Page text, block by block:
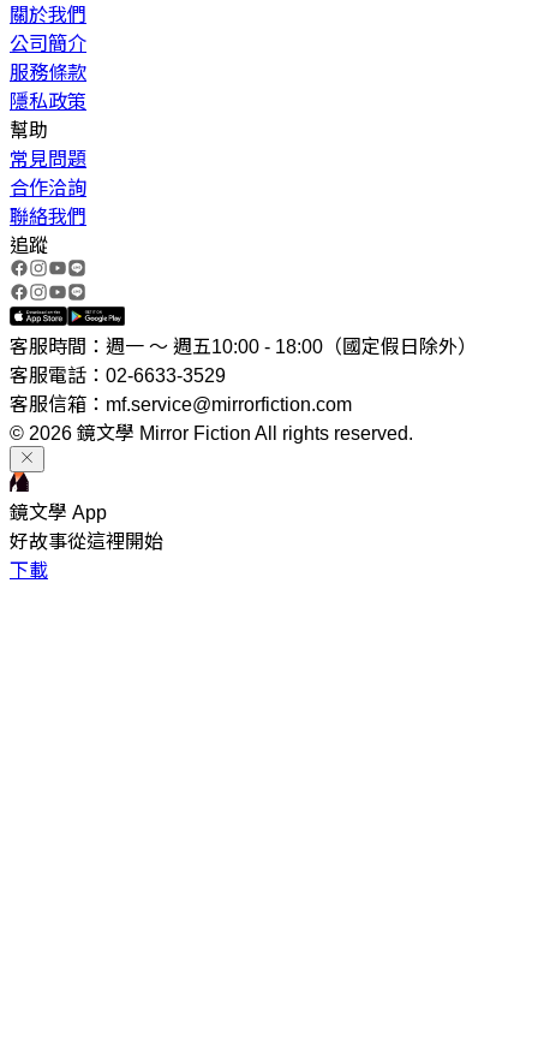
關於我們
公司簡介
服務條款
隱私政策
幫助
常見問題
合作洽詢
聯絡我們
追蹤
客服時間：週一 ～ 週五10:00 - 18:00（國定假日除外）
客服電話：02-6633-3529
客服信箱：mf.service@mirrorfiction.com
© 2026 鏡文學 Mirror Fiction All rights reserved.
鏡文學 App
好故事從這裡開始
下載